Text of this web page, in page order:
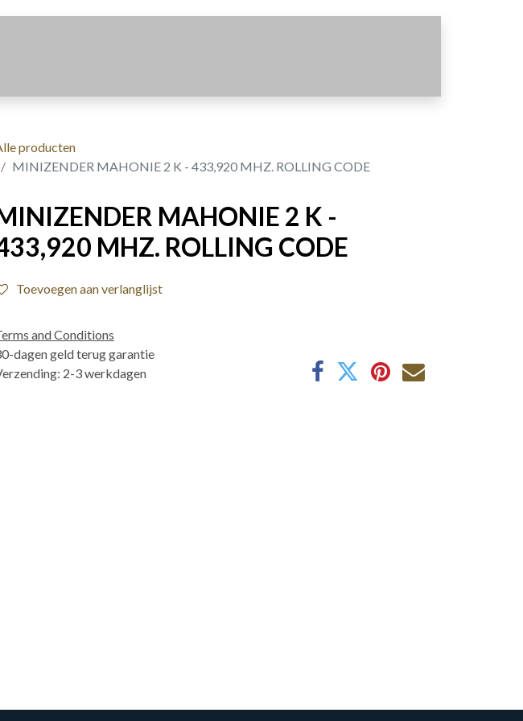
producten
MINIZENDER MAHONIE 2 K - 433,920 MHZ. ROLLING CODE
MAHONIE 2 K -
MHZ. ROLLING CODE
Toevoegen aan verlanglijst
and Conditions
dagen geld terug garantie
2-3 werkdagen